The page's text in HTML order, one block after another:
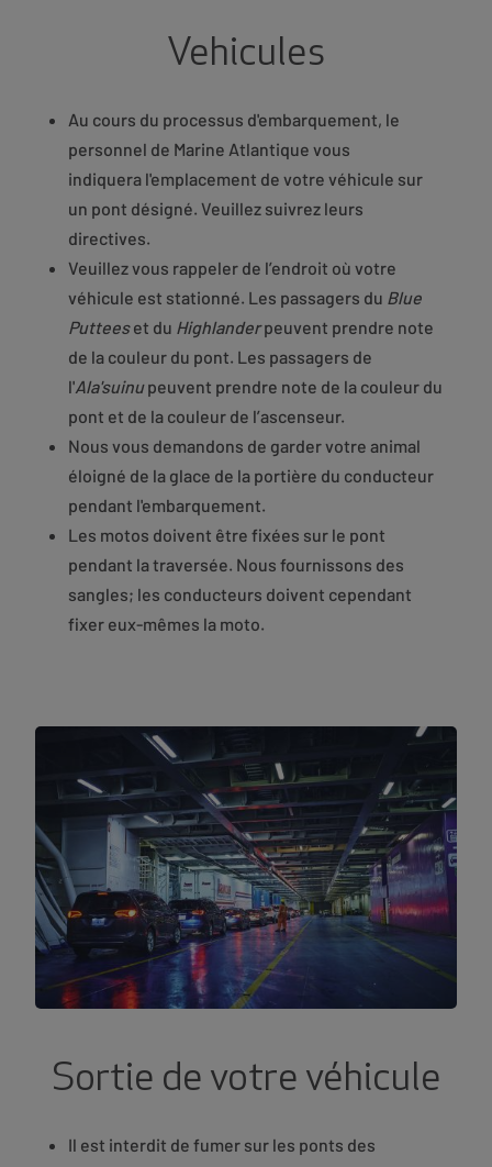
Vehicules
Au cours du processus d'embarquement, le
personnel de Marine Atlantique vous
indiquera l'emplacement de votre véhicule sur
un pont désigné. Veuillez suivrez leurs
directives.
Veuillez vous rappeler de l’endroit où votre
véhicule est stationné. Les passagers du Blue
Putteeset du Highlanderpeuvent prendre note
de la couleur du pont. Les passagers de
l'Ala'suinupeuvent prendre note de la couleur du
pont et de la couleur de l’ascenseur.
Nous vous demandons de garder votre animal
éloigné de la glace de la portière du conducteur
pendant l'embarquement.
Les motos doivent être fixées sur le pont
pendant la traversée. Nous fournissons des
sangles; les conducteurs doivent cependant
fixer eux-mêmes la moto.
Sortie de votre véhicule
Il est interdit de fumer sur les ponts des